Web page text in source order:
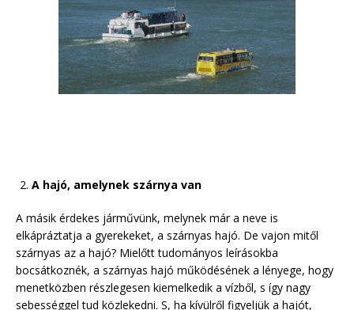
A hajó, amelynek szárnya van
A másik érdekes járművünk, melynek már a neve is
elkápráztatja a gyerekeket, a szárnyas hajó. De vajon mitől
szárnyas az a hajó? Mielőtt tudományos leírásokba
bocsátkoznék, a szárnyas hajó működésének a lényege, hogy
menetközben részlegesen kiemelkedik a vízből, s így nagy
sebességgel tud közlekedni. S, ha kívülről figyeljük a hajót,